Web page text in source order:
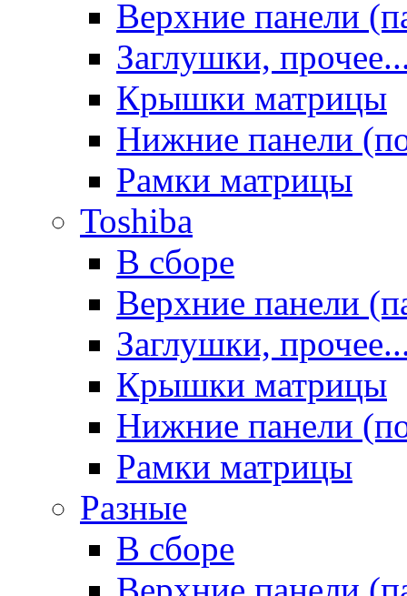
Верхние панели
Заглушки,
Крышки матрицы
Нижние панели
Рамки матрицы
Toshiba
В сборе
Верхние панели
Заглушки,
Крышки матрицы
Нижние панели
Рамки матрицы
Разные
В сборе